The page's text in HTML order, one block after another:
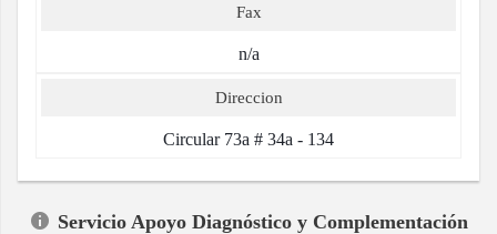
Fax
n/a
Direccion
Circular 73a # 34a - 134
Servicio Apoyo Diagnóstico y Complementación